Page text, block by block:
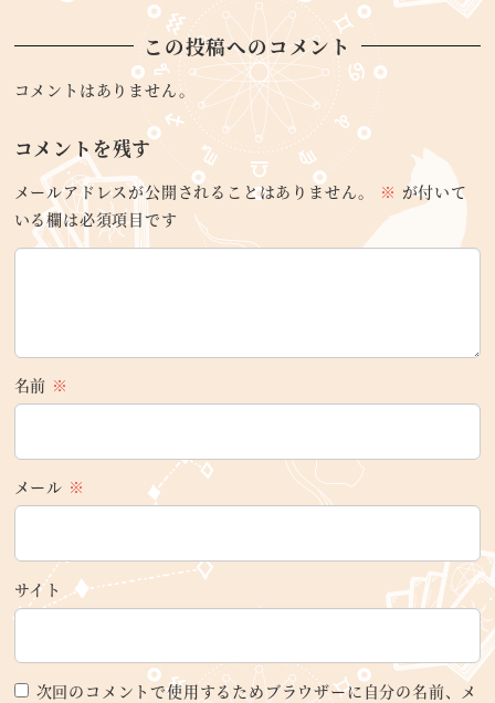
この投稿へのコメント
コメントはありません。
コメントを残す
メールアドレスが公開されることはありません。 ※ が付いて
いる欄は必須項目です
名前 ※
メール ※
サイト
次回のコメントで使用するためブラウザーに自分の名前、メ